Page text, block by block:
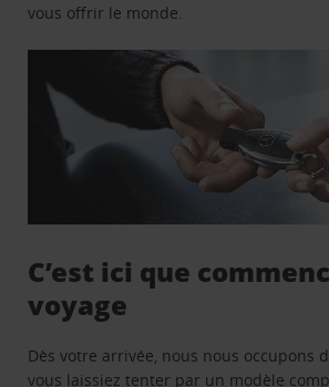
vous offrir le monde.
C’est ici que
voyage
Dès votre arrivée, nous nous occupons
vous laissiez tenter par un modèle